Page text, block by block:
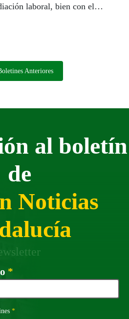
laboral, bien con el
Anteriores
al boletín
de
Noticias
*
*Campo obligatorio